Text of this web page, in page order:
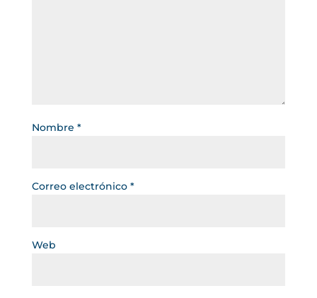
Nombre *
Correo electrónico *
Web